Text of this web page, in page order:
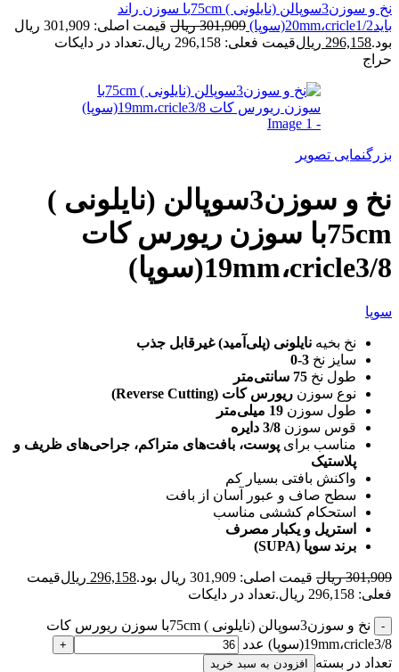
نخ و سوزن3سوپالن (نایلونی ) 75cmبا سوزن راند
باید20mm،cricle1/2(سوپا)
301,909 ریال
قیمت اصلی: 301,909 ریال
بود.296,158 ریالقیمت فعلی: 296,158 ریال.
تعداد در دایکات
حراج
بزرگنمایی تصویر
نخ و سوزن3سوپالن (نایلونی )
75cmبا سوزن ریورس کات
19mm،cricle3/8(سوپا)
سوپا
نخ بخیه نایلونی (پلی‌آمید) غیرقابل جذب
سایز نخ 3-0
طول نخ 75 سانتی‌متر
نوع سوزن ریورس کات (Reverse Cutting)
طول سوزن 19 میلی‌متر
قوس سوزن 3/8 دایره
مناسب برای پوست، بافت‌های متراکم، جراحی‌های ظریف و
پلاستیک
واکنش بافتی بسیار کم
سطح صاف و عبور آسان از بافت
استحکام کششی مناسب
استریل و یکبار مصرف
برند سوپا (SUPA)
301,909 ریال قیمت اصلی: 301,909 ریال بود. 296,158 ریالقیمت
فعلی: 296,158 ریال.
تعداد در دایکات
نخ و سوزن3سوپالن (نایلونی ) 75cmبا سوزن ریورس کات
19mm،cricle3/8(سوپا) عدد
تعداد در بسته
افزودن به سبد خرید